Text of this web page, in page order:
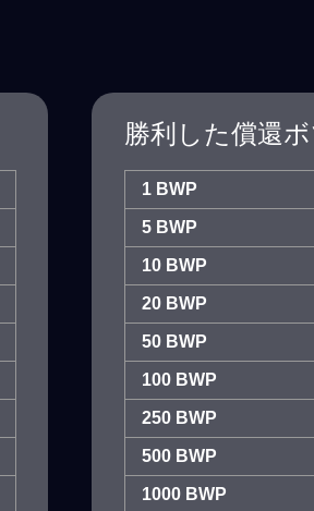
勝利した償還
1 BWP
5 BWP
10 BWP
20 BWP
50 BWP
100 BWP
250 BWP
500 BWP
1000 BWP